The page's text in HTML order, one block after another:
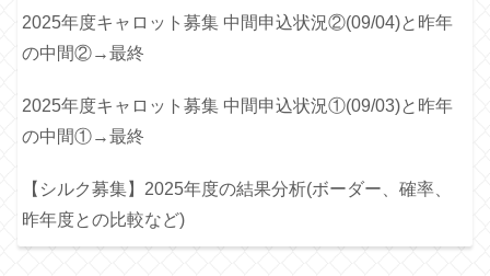
2025年度キャロット募集 中間申込状況②(09/04)と昨年
の中間②→最終
2025年度キャロット募集 中間申込状況①(09/03)と昨年
の中間①→最終
【シルク募集】2025年度の結果分析(ボーダー、確率、
昨年度との比較など)